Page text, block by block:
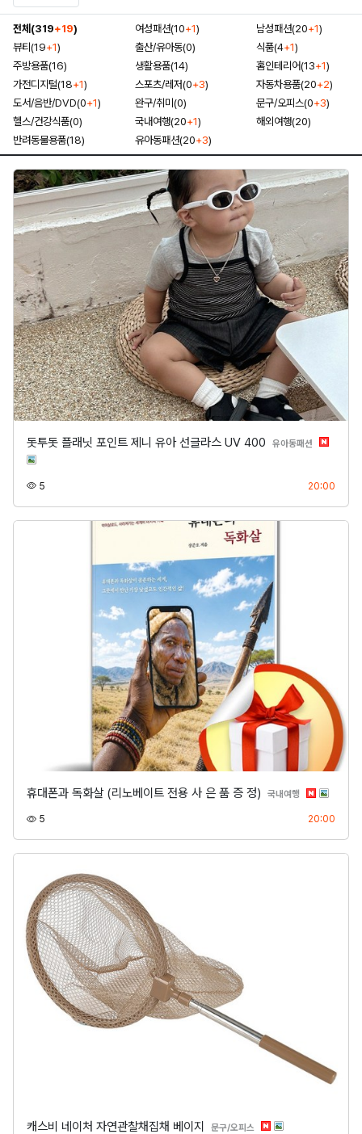
전체(319+19) 여성패션(10+1) 남성패션(20+1)
뷰티(19+1) 출산/유아동(0) 식품(4+1)
주방용품(16)
생활용품(14) 홈인테리어(13+1)
가전디지털(18+1) 스포츠/레저(0+3) 자동차용품(20+2)
도서/음반/DVD(0+1) 완구/취미(0) 문구/오피스(0+3)
헬스/건강식품(0)
국내여행(20+1)
해외여행(20)
반려동물용품(18)
유아동패션(20+3)
돗투돗 플래닛 포인트 제니 유아 선글라스 UV 400 유아동패션 분류
5 20:00
휴대폰과 독화살 (리노베이트 전용 사 은 품 증 정) 국내여행 분류
5 20:00
캐스비 네이처 자연관찰채집채 베이지 문구/오피스 분류